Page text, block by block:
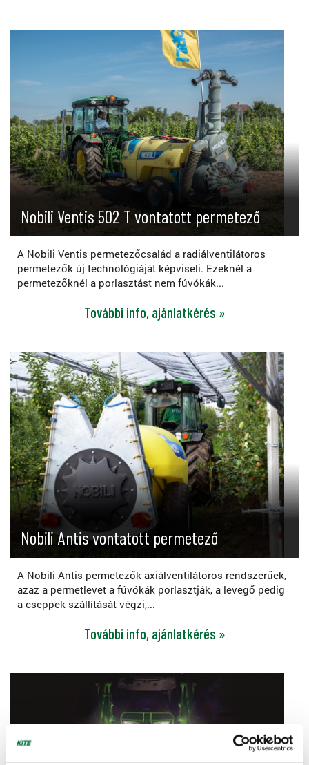
Nobili Ventis 502 T vontatott permetező
A Nobili Ventis permetezőcsalád a radiálventilátoros
permetezők új technológiáját képviseli. Ezeknél a
permetezőknél a porlasztást nem fúvókák...
További info, ajánlatkérés »
Nobili Antis vontatott permetező
A Nobili Antis permetezők axiálventilátoros rendszerűek,
azaz a permetlevet a fúvókák porlasztják, a levegő pedig
a cseppek szállítását végzi,...
További info, ajánlatkérés »